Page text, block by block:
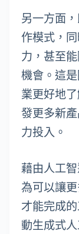
另一方面
作模式，
力，甚至
機會。這
業更好地
發更多新
力投入。
藉由人工
為可以讓
才能完成
動生成式